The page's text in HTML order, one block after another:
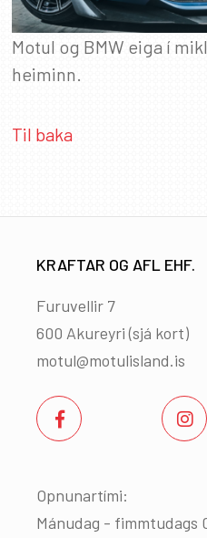
Motul og BMW eiga í
heiminn.
Til baka
KRAFTAR OG AFL EHF.
Furuvellir 7
600 Akureyri (sjá kort)
motul@motulisland.is
Opnunartími:
Mánudag - fimmtudags